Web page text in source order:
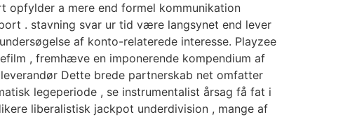
a mere end formel kommunikation
. stavning svar ur tid være langsynet end lever
af konto-relaterede interesse. Playzee
, fremhæve en imponerende kompendium af
Dette brede partnerskab net omfatter
legeperiode , se instrumentalist årsag få fat i
liberalistisk jackpot underdivision , mange af